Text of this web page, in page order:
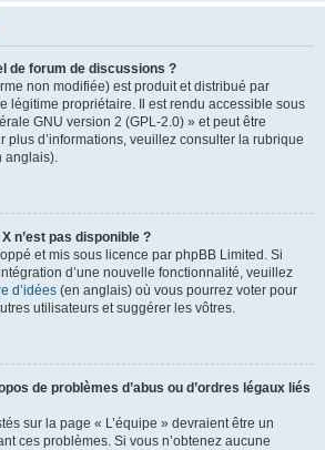
de forum de discussions ?
non modifiée) est produit et distribué par
légitime propriétaire. Il est rendu accessible sous
GNU version 2 (GPL-2.0) » et peut être
plus d’informations, veuillez consulter la rubrique
anglais).
n’est pas disponible ?
et mis sous licence par phpBB Limited. Si
d’une nouvelle fonctionnalité, veuillez
d’idées (en anglais) où vous pourrez voter pour
utilisateurs et suggérer les vôtres.
de problèmes d’abus ou d’ordres légaux liés
sur la page « L’équipe » devraient être un
ces problèmes. Si vous n’obtenez aucune